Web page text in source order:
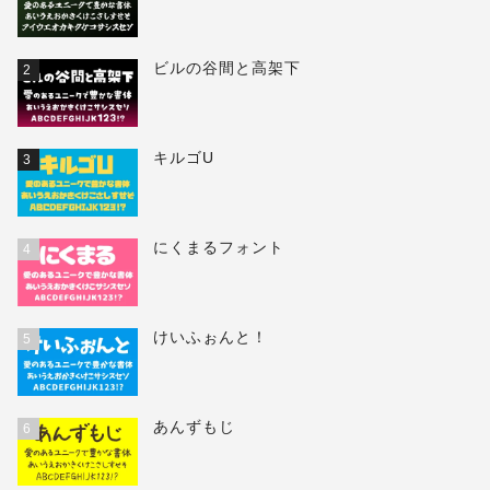
2 ビルの谷間と高架下
3 キルゴU
4 にくまるフォント
5 けいふぉんと！
6 あんずもじ